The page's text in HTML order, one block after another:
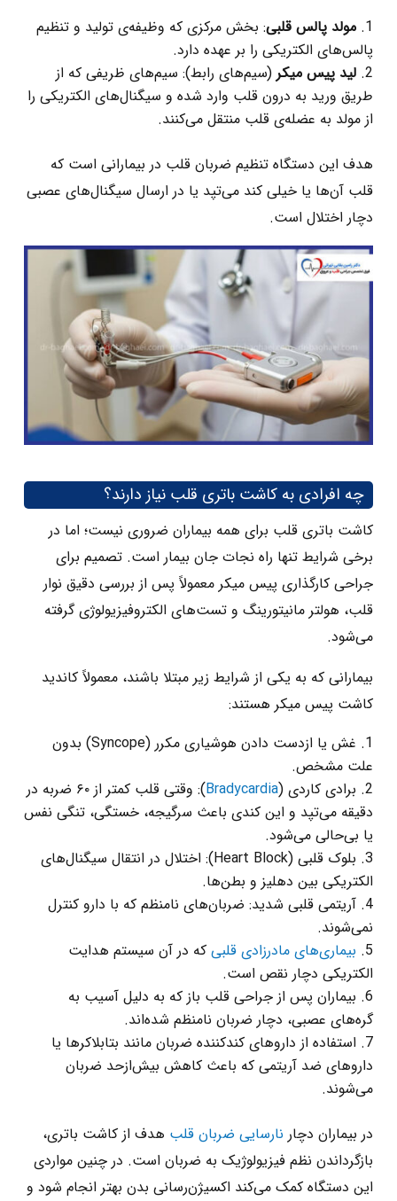
مولد پالس قلبی: بخش مرکزی که وظیفه‌ی تولید و تنظیم
پالس‌های الکتریکی را بر عهده دارد.
لید پیس‌ میکر (سیم‌های رابط): سیم‌های ظریفی که از
طریق ورید به درون قلب وارد شده و سیگنال‌های الکتریکی را
از مولد به عضله‌ی قلب منتقل می‌کنند.
هدف این دستگاه تنظیم ضربان قلب در بیمارانی است که
قلب آن‌ها یا خیلی کند می‌تپد یا در ارسال سیگنال‌های عصبی
دچار اختلال است.
چه افرادی به کاشت باتری قلب نیاز دارند؟
کاشت باتری قلب برای همه بیماران ضروری نیست؛ اما در
برخی شرایط تنها راه نجات جان بیمار است. تصمیم برای
جراحی کارگذاری پیس‌ میکر معمولاً پس از بررسی دقیق نوار
قلب، هولتر مانیتورینگ و تست‌های الکتروفیزیولوژی گرفته
می‌شود.
بیمارانی که به یکی از شرایط زیر مبتلا باشند، معمولاً کاندید
کاشت پیس‌ میکر هستند:
غش یا از‌دست ‌دادن هوشیاری مکرر (Syncope) بدون
علت مشخص.
برادی‌ کاردی (Bradycardia
): وقتی قلب کمتر از ۶۰ ضربه در
دقیقه می‌تپد و این کندی باعث سرگیجه، خستگی، تنگی نفس
یا بی‌حالی می‌شود.
بلوک قلبی (Heart Block): اختلال در انتقال سیگنال‌های
الکتریکی بین دهلیز و بطن‌ها.
آریتمی قلبی شدید: ضربان‌های نامنظم که با دارو کنترل
نمی‌شوند.
بیماری‌های مادرزادی قلبیکه در آن سیستم هدایت
الکتریکی دچار نقص است.
بیماران پس از جراحی قلب باز که به‌ دلیل آسیب به
گره‌های عصبی، دچار ضربان نامنظم شده‌اند.
استفاده از داروهای کندکننده ضربان مانند بتابلاکرها یا
داروهای ضد آریتمی که باعث کاهش بیش‌ازحد ضربان
می‌شوند.
در بیماران دچار نارسایی ضربان قلب هدف از کاشت باتری،
بازگرداندن نظم فیزیولوژیک به ضربان است. در چنین مواردی
این دستگاه کمک می‌کند اکسیژن‌رسانی بدن بهتر انجام شود و